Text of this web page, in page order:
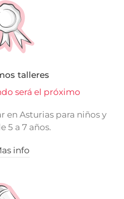
talleres
será el próximo
en Asturias para niños y
5 a 7 años.
info